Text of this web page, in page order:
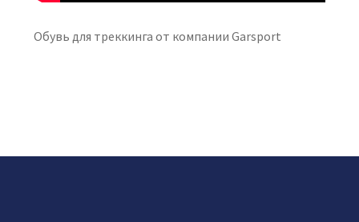
Обувь для треккинга от компании Garsport